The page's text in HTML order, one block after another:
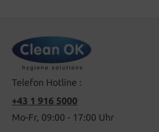
Telefon Hotline :
+43 1 916 5000
Mo-Fr, 09:00 - 17:00 Uhr